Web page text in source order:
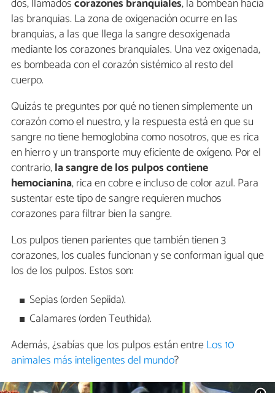
dos, llamadoscorazones branquiales, la bombean hacia
las branquias. La zona de oxigenación ocurre en las
branquias, a las que llega la sangre desoxigenada
mediante los corazones branquiales. Una vez oxigenada,
es bombeada con el corazón sistémico al resto del
cuerpo.
Quizás te preguntes por qué no tienen simplemente un
corazón como el nuestro, y la respuesta está en que su
sangre no tiene hemoglobina como nosotros, que es rica
en hierro y un transporte muy eficiente de oxígeno. Por el
contrario,la sangre de los pulpos contiene
hemocianina, rica en cobre e incluso de color azul. Para
sustentar este tipo de sangre requieren muchos
corazones para filtrar bien la sangre.
Los pulpos tienen parientes que también tienen 3
corazones, los cuales funcionan y se conforman igual que
los de los pulpos. Estos son:
Sepias (orden Sepiida).
Calamares (orden Teuthida).
Además, ¿sabías que los pulpos están entreLos 10
animales más inteligentes del mundo?